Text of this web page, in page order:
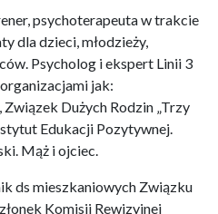
psychoterapeuta w trakcie
dla dzieci, młodzieży,
Psycholog i ekspert Linii 3
jak:
Dużych Rodzin „Trzy
Edukacji Pozytywnej.
Mąż i ojciec.
ds mieszkaniowych Związku
Komisji Rewizyjnej